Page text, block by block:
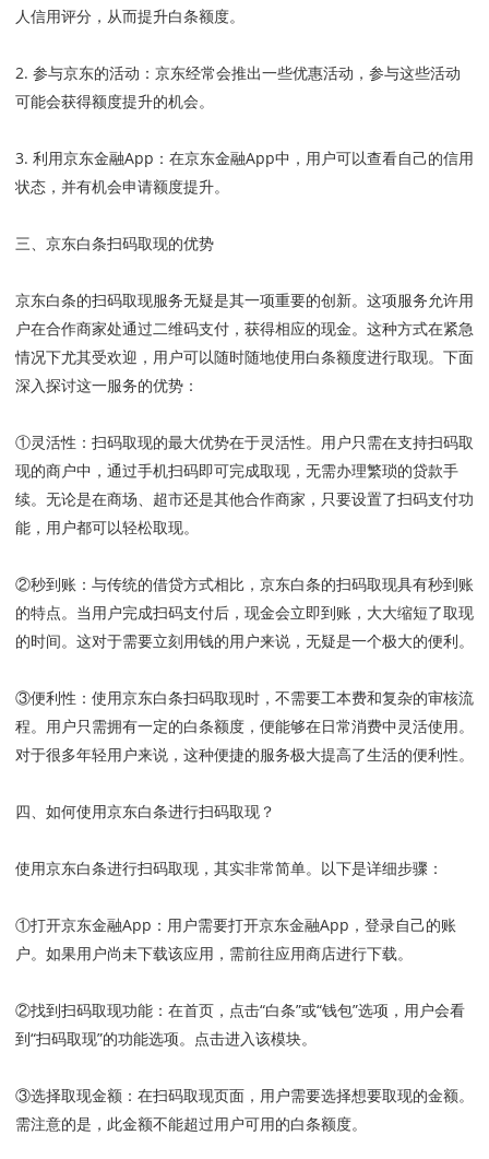
人信用评分，从而提升白条额度。
2. 参与京东的活动：京东经常会推出一些优惠活动，参与这些活动
可能会获得额度提升的机会。
3. 利用京东金融App：在京东金融App中，用户可以查看自己的信用
状态，并有机会申请额度提升。
三、京东白条扫码取现的优势
京东白条的扫码取现服务无疑是其一项重要的创新。这项服务允许用
户在合作商家处通过二维码支付，获得相应的现金。这种方式在紧急
情况下尤其受欢迎，用户可以随时随地使用白条额度进行取现。下面
深入探讨这一服务的优势：
①灵活性 ： 扫码取现的最大优势在于灵活性。用户只需在支持扫码取
现的商户中，通过手机扫码即可完成取现，无需办理繁琐的贷款手
续。无论是在商场、超市还是其他合作商家，只要设置了扫码支付功
能，用户都可以轻松取现。
②秒到账 ： 与传统的借贷方式相比，京东白条的扫码取现具有秒到账
的特点。当用户完成扫码支付后，现金会立即到账，大大缩短了取现
的时间。这对于需要立刻用钱的用户来说，无疑是一个极大的便利。
③便利性 ： 使用京东白条扫码取现时，不需要工本费和复杂的审核流
程。用户只需拥有一定的白条额度，便能够在日常消费中灵活使用。
对于很多年轻用户来说，这种便捷的服务极大提高了生活的便利性。
四、如何使用京东白条进行扫码取现？
使用京东白条进行扫码取现，其实非常简单。以下是详细步骤：
①打开京东金融App ： 用户需要打开京东金融App，登录自己的账
户。如果用户尚未下载该应用，需前往应用商店进行下载。
②找到扫码取现功能 ： 在首页，点击“白条”或“钱包”选项，用户会看
到“扫码取现”的功能选项。点击进入该模块。
③选择取现金额 ： 在扫码取现页面，用户需要选择想要取现的金额。
需注意的是，此金额不能超过用户可用的白条额度。